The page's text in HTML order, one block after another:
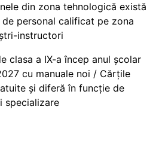
din zona tehnologică există
personal calificat pe zona
instructori
clasa a IX-a încep anul școlar
cu manuale noi / Cărțile
și diferă în funcție de
specializare